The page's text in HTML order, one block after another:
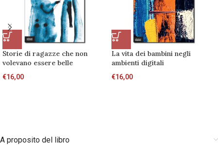
Storie di ragazze che non
volevano essere belle
€16,00
La vita dei bambini negli
ambienti digitali
€16,00
A proposito del libro